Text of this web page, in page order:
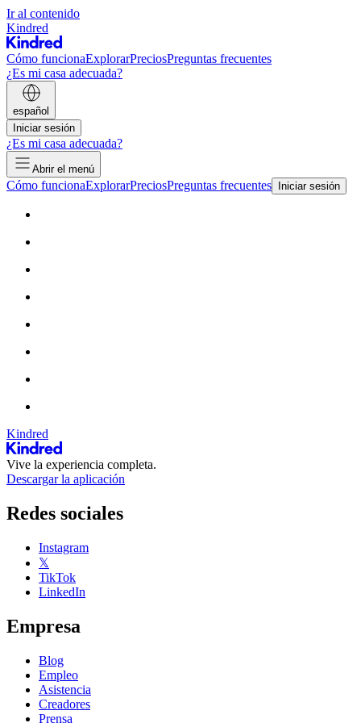
Ir al contenido
Kindred
Cómo funcionaExplorarPreciosPreguntas frecuentes
¿Es mi casa adecuada?
español
Iniciar sesión
¿Es mi casa adecuada?
Abrir el menú
Cómo funcionaExplorarPreciosPreguntas frecuentes Iniciar sesión
Kindred
Vive la experiencia completa.
Descargar la aplicación
Redes sociales
Instagram
𝕏
TikTok
LinkedIn
Empresa
Blog
Empleo
Asistencia
Creadores
Prensa